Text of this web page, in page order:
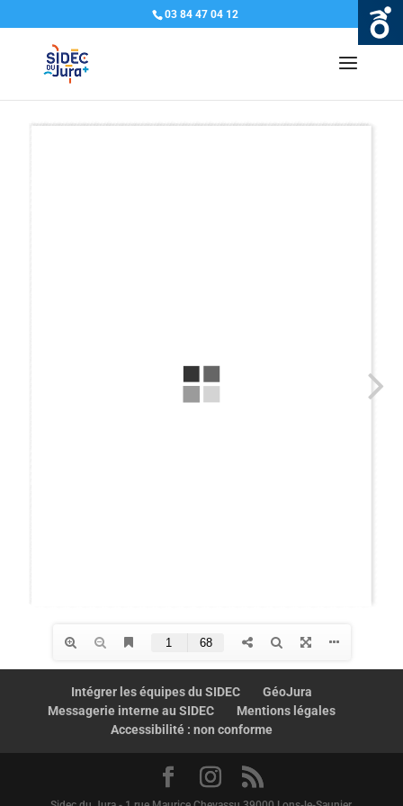
03 84 47 04 12
Intégrer les équipes du SIDEC
GéoJura
Messagerie interne au SIDEC
Mentions légales
Accessibilité : non conforme